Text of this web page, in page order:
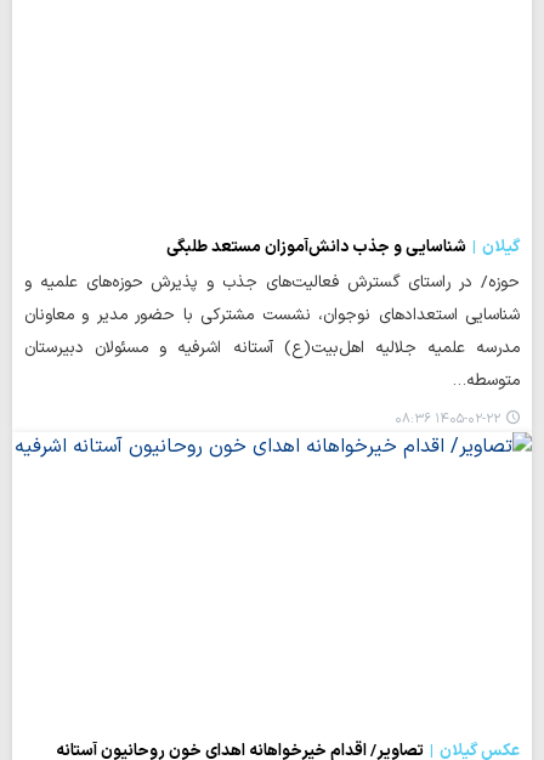
گیلان
شناسایی و جذب دانش‌آموزان مستعد طلبگی
حوزه/ در راستای گسترش فعالیت‌های جذب و پذیرش حوزه‌های علمیه و
شناسایی استعدادهای نوجوان، نشست مشترکی با حضور مدیر و معاونان
مدرسه علمیه جلالیه اهل‌بیت(ع) آستانه اشرفیه و مسئولان دبیرستان
متوسطه…
۱۴۰۵-۰۲-۲۲ ۰۸:۳۶
عکس گیلان تصاویر/ اقدام خیرخواهانه اهدای خون روحانیون آستانه